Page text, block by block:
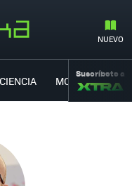
NUEVO
CIENCIA MOVILIDAD
Suscríbete a